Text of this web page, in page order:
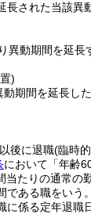
長された当該
異動期間を延長
)
動期間を延長し
後に退職(臨時
において「年齢
当たりの通常の
である職をいう
に係る定年退職